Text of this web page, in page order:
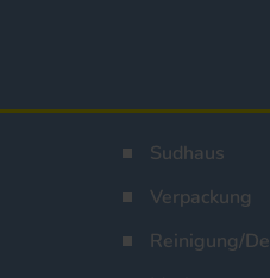
Sudhaus
Verpackung
Reinigung/